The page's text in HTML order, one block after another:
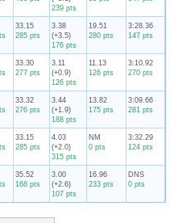
239 pts
33.15
285 pts
3.38
(+3.5)
176 pts
19.51
280 pts
3:28.36
147 pts
33.30
277 pts
3.11
(+0.9)
126 pts
11.13
126 pts
3:10.92
270 pts
33.32
276 pts
3.44
(+1.9)
188 pts
13.82
175 pts
3:09.66
281 pts
33.15
285 pts
4.03
(+2.0)
315 pts
NM
0 pts
3:32.29
124 pts
35.52
168 pts
3.00
(+2.6)
107 pts
16.96
233 pts
DNS
0 pts